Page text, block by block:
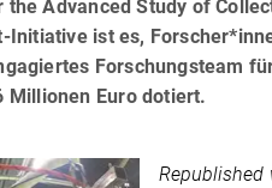
Advanced Study of
ist es,
Forschungsteam
Millionen Euro dotiert.